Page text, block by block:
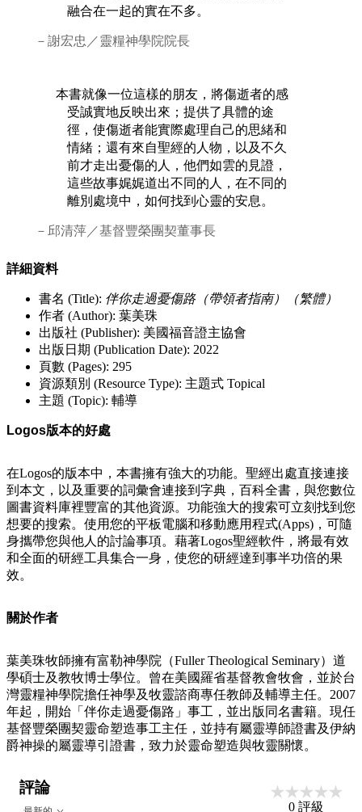
融合在一起的實在不多。
－謝宏忠／靈糧神學院院長
本書就像一位這樣的朋友，將傷逝者的感
受誠實地反映出來；提供了具體的途
徑，使傷逝者能實際處理自己的思緒和
情緒；還有來自聖經的人物，以及不久
前才走出憂傷的人，他們如雲的見證，
這些故事娓娓道出不同的人，在不同的
離別處境中，如何找到心靈的安息。
－邱清萍／基督豐榮團契董事長
詳細資料
書名 (Title): 伴你走過憂傷路（帶領者指南）（繁體）
作者 (Author): 葉美珠
出版社 (Publisher): 美國福音證主協會
出版日期 (Publication Date): 2022
頁數 (Pages): 295
資源類別 (Resource Type): 主題式 Topical
主題 (Topic): 輔導
Logos版本的好處
在Logos的版本中，本書擁有強大的功能。聖經出處直接連接
到本文，以及重要的詞彙會連接到字典，百科全書，與您數位
圖書資料庫裡豐富的其他資源。功能強大的搜索可立刻找到您
想要的搜索。使用您的平板電腦和移動應用程式(Apps)，可隨
身攜帶您與他人的討論事項。藉著Logos聖經軟件，將最有效
和全面的研經工具集合一身，使您的研經達到事半功倍的果
效。
關於作者
葉美珠牧師擁有富勒神學院（Fuller Theological Seminary）道
學碩士及教牧博士學位。曾在美國羅省基督教會牧會，並於台
灣靈糧神學院擔任神學及牧靈諮商專任教師及輔導主任。2007
年起，開始「伴你走過憂傷路」事工，並出版同名書籍。現任
基督豐榮團契靈命塑造事工主任，並持有屬靈導師證書及伊納
爵神操的屬靈導引證書，致力於靈命塑造與牧靈關懷。
評論
0 評級